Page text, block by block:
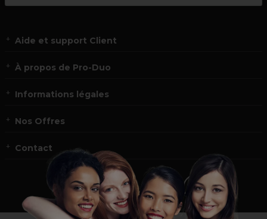
Aide et support Client
À propos de Pro-Duo
Informations légales
Nos Offres
Contact